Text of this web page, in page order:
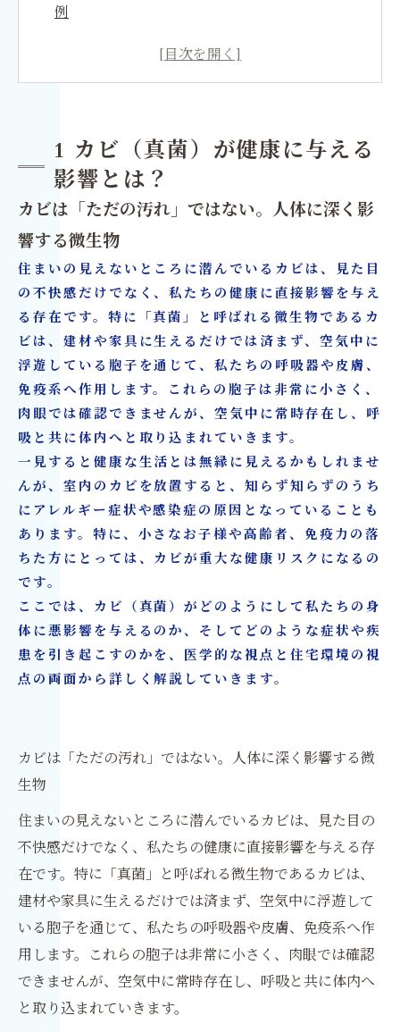
例
5 一般住宅・マンション・ビルに潜むカビリス
クとは？
6 カビによる健康被害を未然に防ぐ方法
7 科学的エビデンスに基づくカビ対策の重要性
8 MIST工法®とは？建材を傷めないカビ除去の
秘密
9 カビ取り＋リフォームのワンストップ対応が
最強である理由
10 カビ問題の実例紹介とお客様の声
カビ取り・カビ対策・住宅リフォームならカビ
バスターズ大阪／カビ取リフォーム名古屋・東
京へ
1 カビ（真菌）が健康に与える
影響とは？
カビは「ただの汚れ」ではない。人体に深く影
響する微生物
住まいの見えないところに潜んでいるカビは、見た目
の不快感だけでなく、私たちの健康に直接影響を与え
る存在です。特に「真菌」と呼ばれる微生物であるカ
ビは、建材や家具に生えるだけでは済まず、空気中に
浮遊している 胞子 を通じて、私たちの呼吸器や皮膚、
免疫系へ作用します。これらの胞子は非常に小さく、
肉眼では確認できませんが、空気中に常時存在し、呼
吸と共に体内へと取り込まれていきます。
一見すると健康な生活とは無縁に見えるかもしれませ
んが、室内のカビを放置すると、知らず知らずのうち
にアレルギー症状や感染症の原因となっていることも
あります。特に、小さなお子様や高齢者、免疫力の落
ちた方にとっては、カビが重大な健康リスクになるの
です。
ここでは、カビ（真菌）がどのようにして私たちの身
体に悪影響を与えるのか、そしてどのような症状や疾
患を引き起こすのかを、医学的な視点と住宅環境の視
点の両面から詳しく解説していきます。
カビは「ただの汚れ」ではない。人体に深く影響する微
生物
住まいの見えないところに潜んでいるカビは、見た目の
不快感だけでなく、私たちの健康に直接影響を与える存
在です。特に「真菌」と呼ばれる微生物であるカビは、
建材や家具に生えるだけでは済まず、空気中に浮遊して
いる胞子を通じて、私たちの呼吸器や皮膚、免疫系へ作
用します。これらの胞子は非常に小さく、肉眼では確認
できませんが、空気中に常時存在し、呼吸と共に体内へ
と取り込まれていきます。